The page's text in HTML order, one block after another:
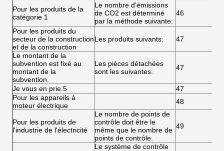
Pour les produits de la
catégorie 1
Le nombre d'émissions
de CO2 est déterminé
par la méthode suivante:
46
Pour les produits du
secteur de la construction
et de la construction
Les produits suivants: 47
Le montant de la
subvention est fixé au
montant de la
subvention.
Les pièces détachées
sont les suivantes:
47
Je vous en prie.5
47
Pour les appareils à
moteur électrique
48
Pour les produits de
l'industrie de l'électricité
Le nombre de points de
contrôle doit être le
même que le nombre de
points de contrôle.
49
Le système de contrôle